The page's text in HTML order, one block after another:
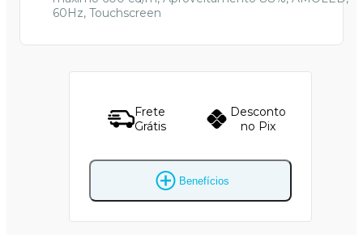
60Hz, Touchscreen
Frete
Grátis
Desconto
no Pix
Benefícios